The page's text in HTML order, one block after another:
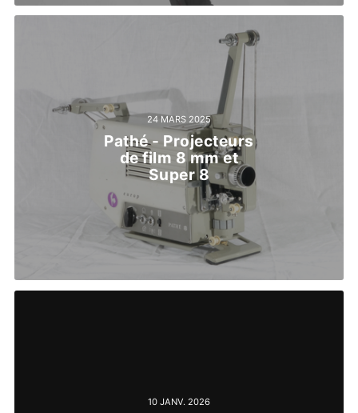
24 MARS 2025
Pathé - Projecteurs
de film 8 mm et
Super 8
10 JANV. 2026